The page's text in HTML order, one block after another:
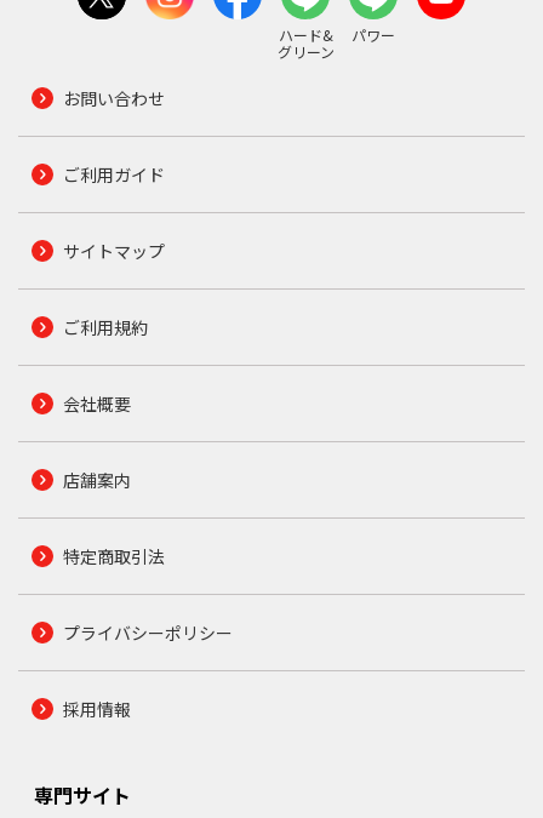
ハード&
グリーン
パワー
お問い合わせ
ご利用ガイド
サイトマップ
ご利用規約
会社概要
店舗案内
特定商取引法
プライバシーポリシー
採用情報
専門サイト